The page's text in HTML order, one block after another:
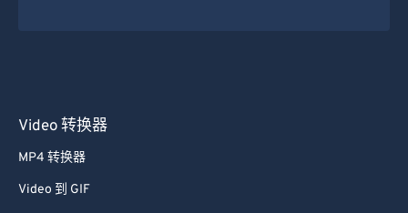
Video 转换器
MP4 转换器
Video 到 GIF